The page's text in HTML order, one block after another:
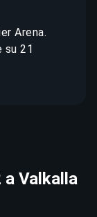
Arena.
su 21
Valkalla